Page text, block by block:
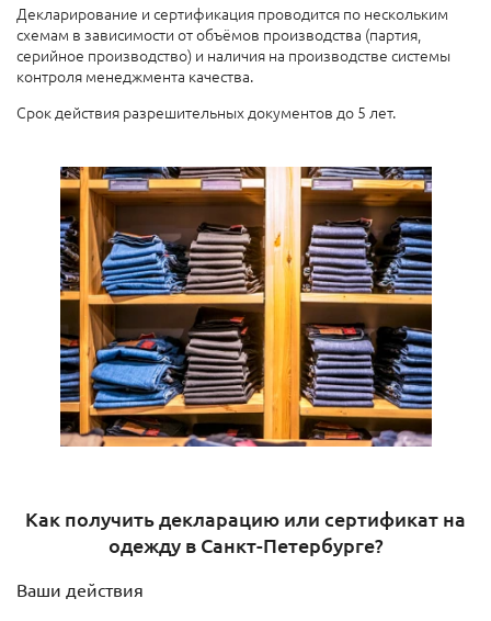
Декларирование и сертификация проводится по нескольким
схемам в зависимости от объёмов производства (партия,
серийное производство) и наличия на производстве системы
контроля менеджмента качества.
Срок действия разрешительных документов до 5 лет.
Как получить декларацию или сертификат на
одежду в Санкт-Петербурге?
Ваши действия